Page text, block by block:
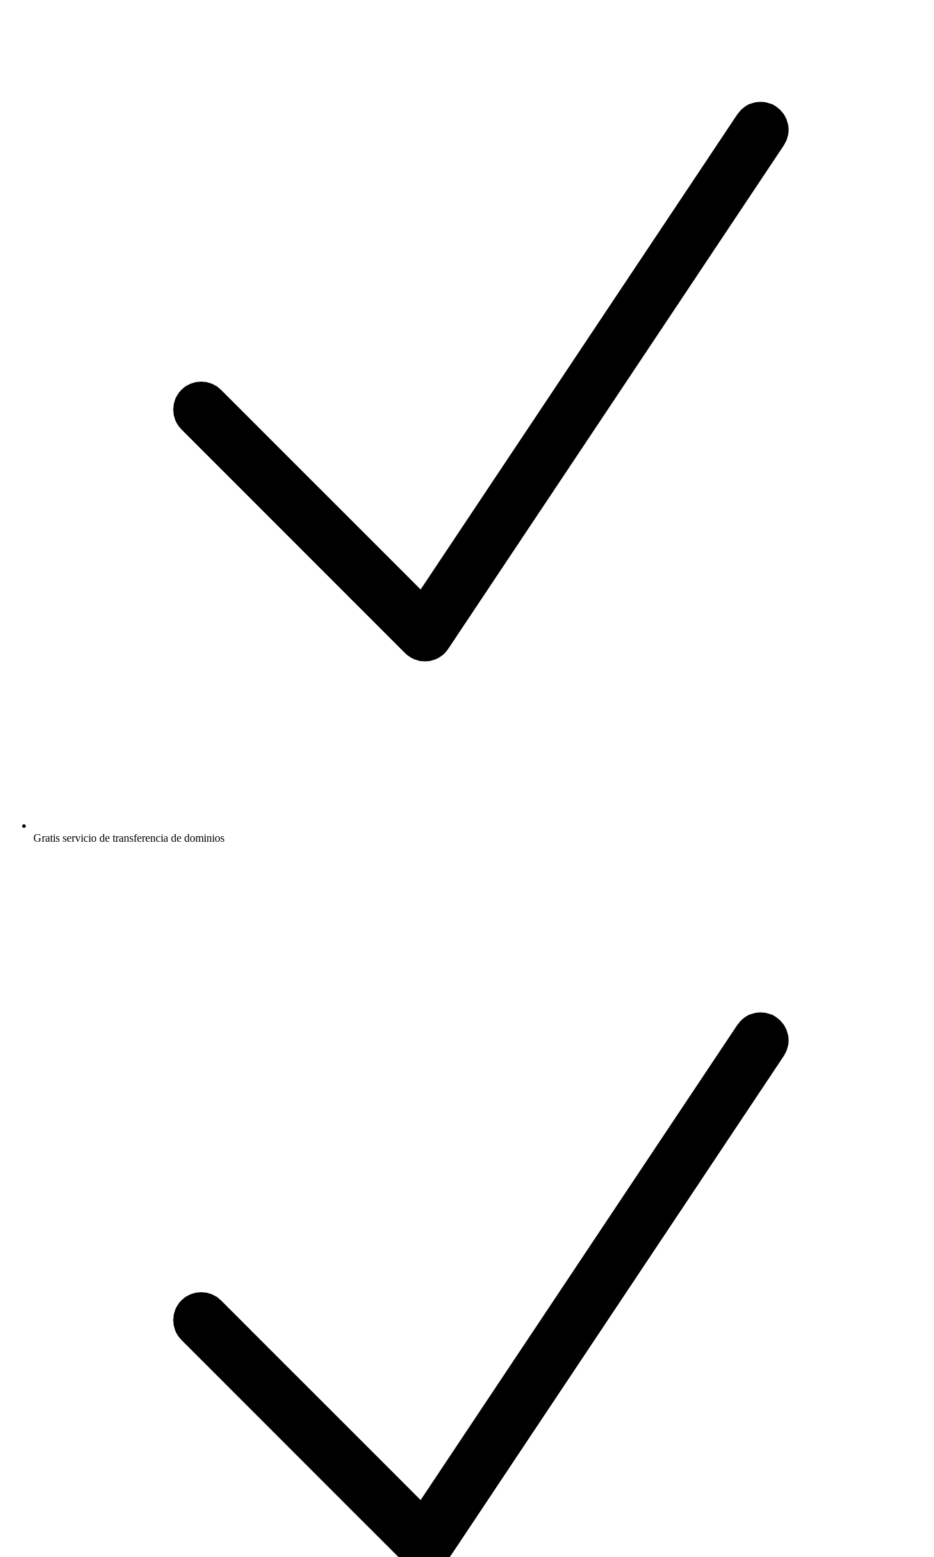
Gratis servicio de transferencia de dominios